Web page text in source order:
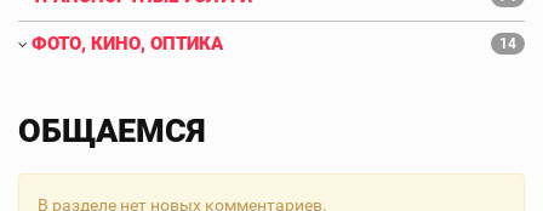
ФОТО, КИНО, ОПТИКА 14
ОБЩАЕМСЯ
В разделе нет новых комментариев.